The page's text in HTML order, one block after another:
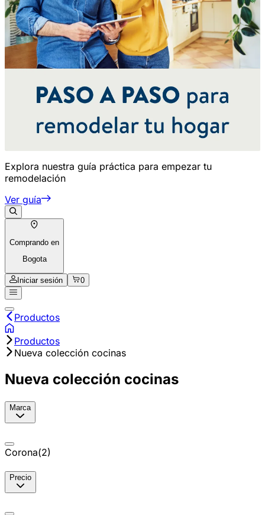
Explora nuestra guía práctica para empezar tu
remodelación
Ver guía
Comprando en
Bogota
Iniciar sesión 0
Productos
Productos
Nueva colección cocinas
Nueva colección cocinas
Marca
Corona(2)
Precio